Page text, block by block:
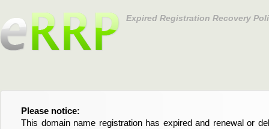
Expired Registration Recovery
Please notice:
This domain name registration has expired and renewal or
Bitte beachten Sie:
Diese Domainregistrierung ist abgelaufen und die